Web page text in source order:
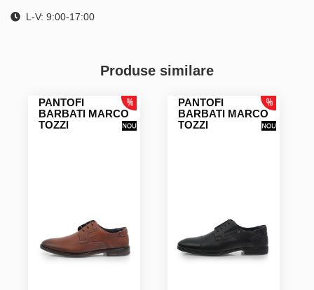
L-V: 9:00-17:00
Produse similare
PANTOFI
BARBATI MARCO
TOZZI
PANTOFI
BARBATI MARCO
TOZZI